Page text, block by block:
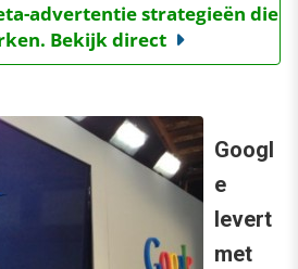
advertentie strategieën die
Bekijk direct
Googl
e
levert
met